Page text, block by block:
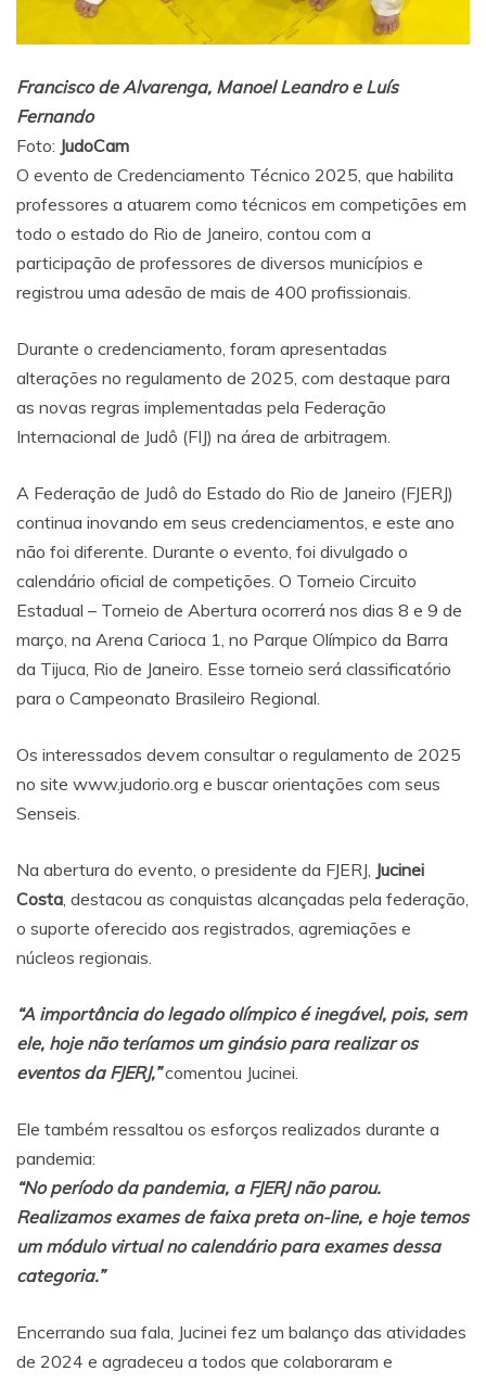
Francisco de Alvarenga, Manoel Leandro e Luís
Fernando
Foto: JudoCam
O evento de Credenciamento Técnico 2025, que habilita
professores a atuarem como técnicos em competições em
todo o estado do Rio de Janeiro, contou com a
participação de professores de diversos municípios e
registrou uma adesão de mais de 400 profissionais.
Durante o credenciamento, foram apresentadas
alterações no regulamento de 2025, com destaque para
as novas regras implementadas pela Federação
Internacional de Judô (FIJ) na área de arbitragem.
A Federação de Judô do Estado do Rio de Janeiro (FJERJ)
continua inovando em seus credenciamentos, e este ano
não foi diferente. Durante o evento, foi divulgado o
calendário oficial de competições. O Torneio Circuito
Estadual – Torneio de Abertura ocorrerá nos dias 8 e 9 de
março, na Arena Carioca 1, no Parque Olímpico da Barra
da Tijuca, Rio de Janeiro. Esse torneio será classificatório
para o Campeonato Brasileiro Regional.
Os interessados devem consultar o regulamento de 2025
no site www.judorio.org e buscar orientações com seus
Senseis.
Na abertura do evento, o presidente da FJERJ, Jucinei
Costa , destacou as conquistas alcançadas pela federação,
o suporte oferecido aos registrados, agremiações e
núcleos regionais.
“A importância do legado olímpico é inegável, pois, sem
ele, hoje não teríamos um ginásio para realizar os
eventos da FJERJ,”comentou Jucinei.
Ele também ressaltou os esforços realizados durante a
pandemia:
“No período da pandemia, a FJERJ não parou.
Realizamos exames de faixa preta on-line, e hoje temos
um módulo virtual no calendário para exames dessa
categoria.”
Encerrando sua fala, Jucinei fez um balanço das atividades
de 2024 e agradeceu a todos que colaboraram e